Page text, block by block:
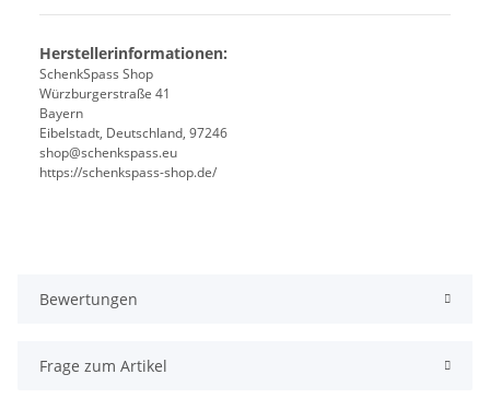
Herstellerinformationen:
SchenkSpass Shop
Würzburgerstraße 41
Bayern
Eibelstadt, Deutschland, 97246
shop@schenkspass.eu
https://schenkspass-shop.de/
Bewertungen
Frage zum Artikel